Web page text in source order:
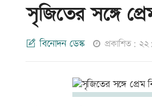
সৃজিতের সঙ্গে
বিনোদন ডেস্ক প্রকাশিত: